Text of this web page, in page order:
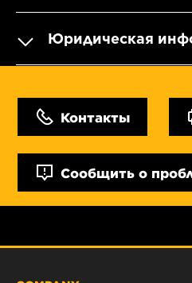
Юридическая
Контакты
Сообщить о